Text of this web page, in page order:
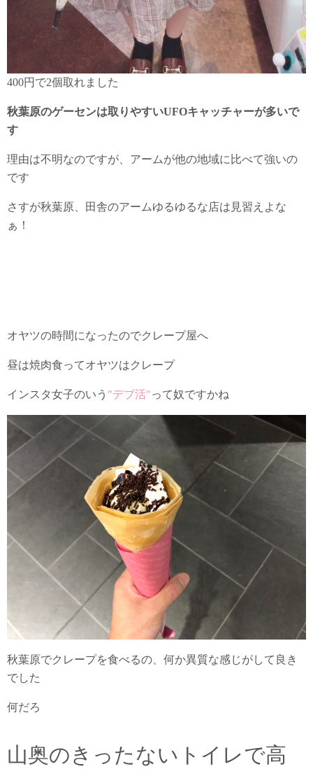
400円で2個取れました
秋葉原のゲーセンは取りやすいUFOキャッチャーが多いで
す
理由は不明なのですが、アームが他の地域に比べて強いの
です
さすが秋葉原、田舎のアームゆるゆるな店は見習えよな
ぁ！
オヤツの時間になったのでクレープ屋へ
昼は焼肉食ってオヤツはクレープ
インスタ女子のいう ″デブ活″って奴ですかね
秋葉原でクレープを食べるの、何か異質な感じがして良き
でした
何だろ
山奥のきったないトイレで高